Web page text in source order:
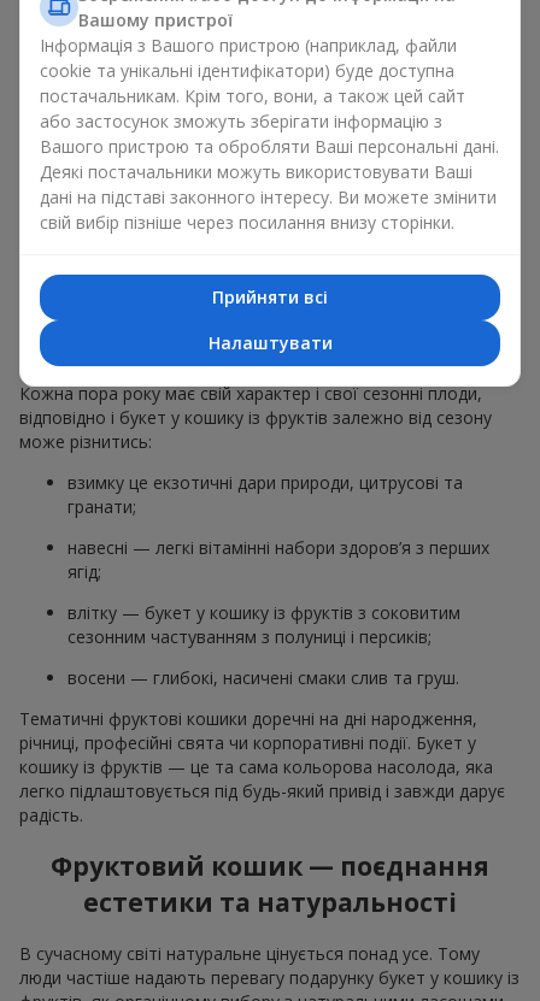
звичайний букет у кошику із фруктів на гастрономічний
подарунок. Ми у компаніїFlowers.ua завжди дотримуємося
побажань клієнта, створюючи декор. При формуванні
композиції букет у кошику із фруктів використовуються
натуральні матеріали, продумана упаковка смаку, і звісно
відповідні до події декоративні елементи.
За бажанням клієнта кошик фруктів може бути оформлений
у прозорій плівці або стильній коробці — завжди зі
святковою подачею, яка виглядає охайно й
Тематичні фруктові
композиції для свят та сезонів
Кожна пора року має свій характер і свої сезонні плоди,
відповідно і букет у кошику із фруктів залежно від сезону
може різнитись:
взимку це екзотичні дари природи, цитрусові та
гранати;
навесні — легкі вітамінні набори здоров’я з перших
ягід;
влітку — букет у кошику із фруктів з соковитим
сезонним частуванням з полуниці і персиків;
восени — глибокі, насичені смаки слив та груш.
Тематичні фруктові кошики доречні на дні народження,
річниці, професійні свята чи корпоративні події. Букет у
кошику із фруктів — це та сама кольорова насолода, яка
легко підлаштовується під будь-який привід і завжди дарує
радість.
Фруктовий кошик — поєднання
естетики та натуральності
В сучасному світі натуральне цінується понад усе. Тому
люди частіше надають перевагу подарунку букет у кошику із
Вашому пристрої
Інформація з Вашого пристрою (наприклад, файли
cookie та унікальні ідентифікатори) буде доступна
постачальникам. Крім того, вони, а також цей сайт
або застосунок зможуть зберігати інформацію з
Вашого пристрою та обробляти Ваші персональні дані.
Деякі постачальники можуть використовувати Ваші
дані на підставі законного інтересу. Ви можете змінити
свій вибір пізніше через посилання внизу сторінки.
Прийняти всі
Налаштувати